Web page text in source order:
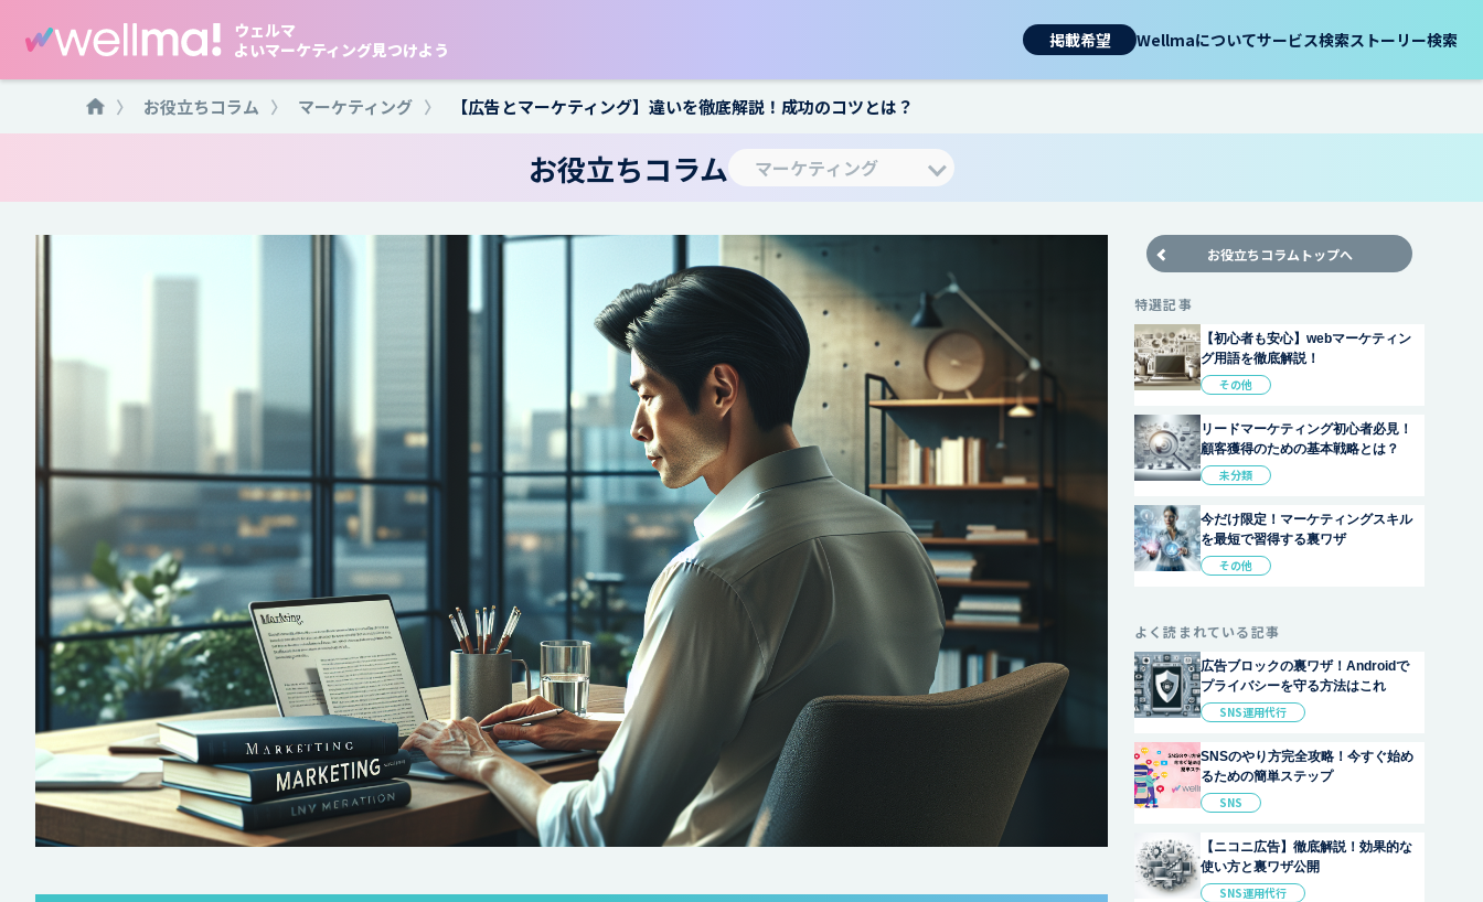
ウェルマ
よいマーケティング見つけよう
掲載希望 Wellmaについてサービス検索ストーリー検索
〉 お役立ちコラム 〉 マーケティング 〉 【広告とマーケティング】違いを徹底解説！成功のコツとは？
お役立ちコラム
お役立ちコラムトップへ
特選記事
【初心者も安心】webマーケティン
グ用語を徹底解説！
その他
リードマーケティング初心者必見！
顧客獲得のための基本戦略とは？
未分類
今だけ限定！マーケティングスキル
を最短で習得する裏ワザ
その他
よく読まれている記事
広告ブロックの裏ワザ！Androidで
プライバシーを守る方法はこれ
SNS運用代行
SNSのやり方完全攻略！今すぐ始め
るための簡単ステップ
SNS
【ニコニ広告】徹底解説！効果的な
使い方と裏ワザ公開
SNS運用代行